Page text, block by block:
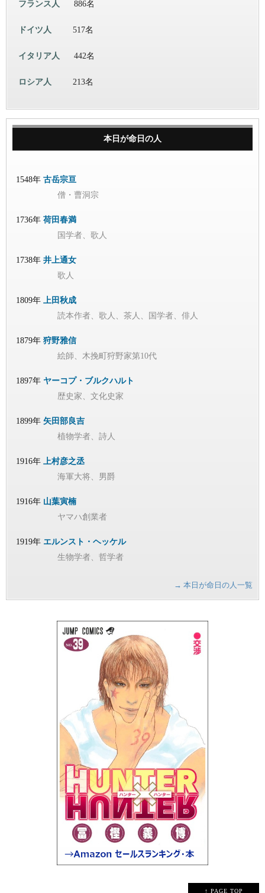
フランス人 886名
ドイツ人 517名
イタリア人 442名
ロシア人 213名
本日が命日の人
1548年 古岳宗亘
僧・曹洞宗
1736年 荷田春満
国学者、歌人
1738年 井上通女
歌人
1809年
上田秋成
読本作者、歌人、茶人、国学者、俳人
1879年 狩野雅信
絵師、木挽町狩野家第10代
1897年 ヤーコプ・ブルクハルト
歴史家、文化史家
1899年 矢田部良吉
植物学者、詩人
1916年
上村彦之丞
海軍大将、男爵
1916年 山葉寅楠
ヤマハ創業者
1919年 エルンスト・ヘッケル
生物学者、哲学者
→ 本日が命日の人一覧
↑ PAGE TOP